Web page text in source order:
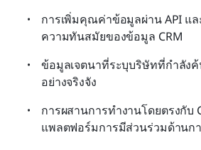
การเพิ่มคุณค่าข้อมูลผ่าน API แล
ความทันสมัยของข้อมูล CRM
ข้อมูลเจตนาที่ระบุบริษัทที่กำลัง
อย่างจริงจัง
การผสานการทำงานโดยตรงกับ
แพลตฟอร์มการมีส่วนร่วมด้านก